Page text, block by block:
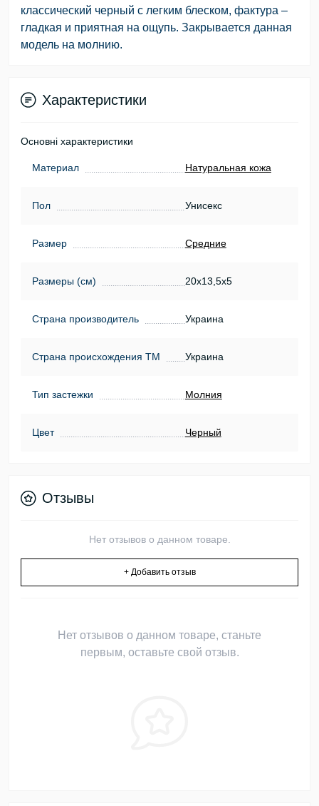
классический черный с легким блеском, фактура –
гладкая и приятная на ощупь. Закрывается данная
модель на молнию.
Характеристики
Основні характеристики
Материал Натуральная кожа
Пол Унисекс
Размер Средние
Размеры (см) 20х13,5х5
Страна производитель Украина
Страна происхождения ТМ Украина
Тип застежки Молния
Цвет Черный
Отзывы
Нет отзывов о данном товаре.
+ Добавить отзыв
Нет отзывов о данном товаре, станьте
первым, оставьте свой отзыв.